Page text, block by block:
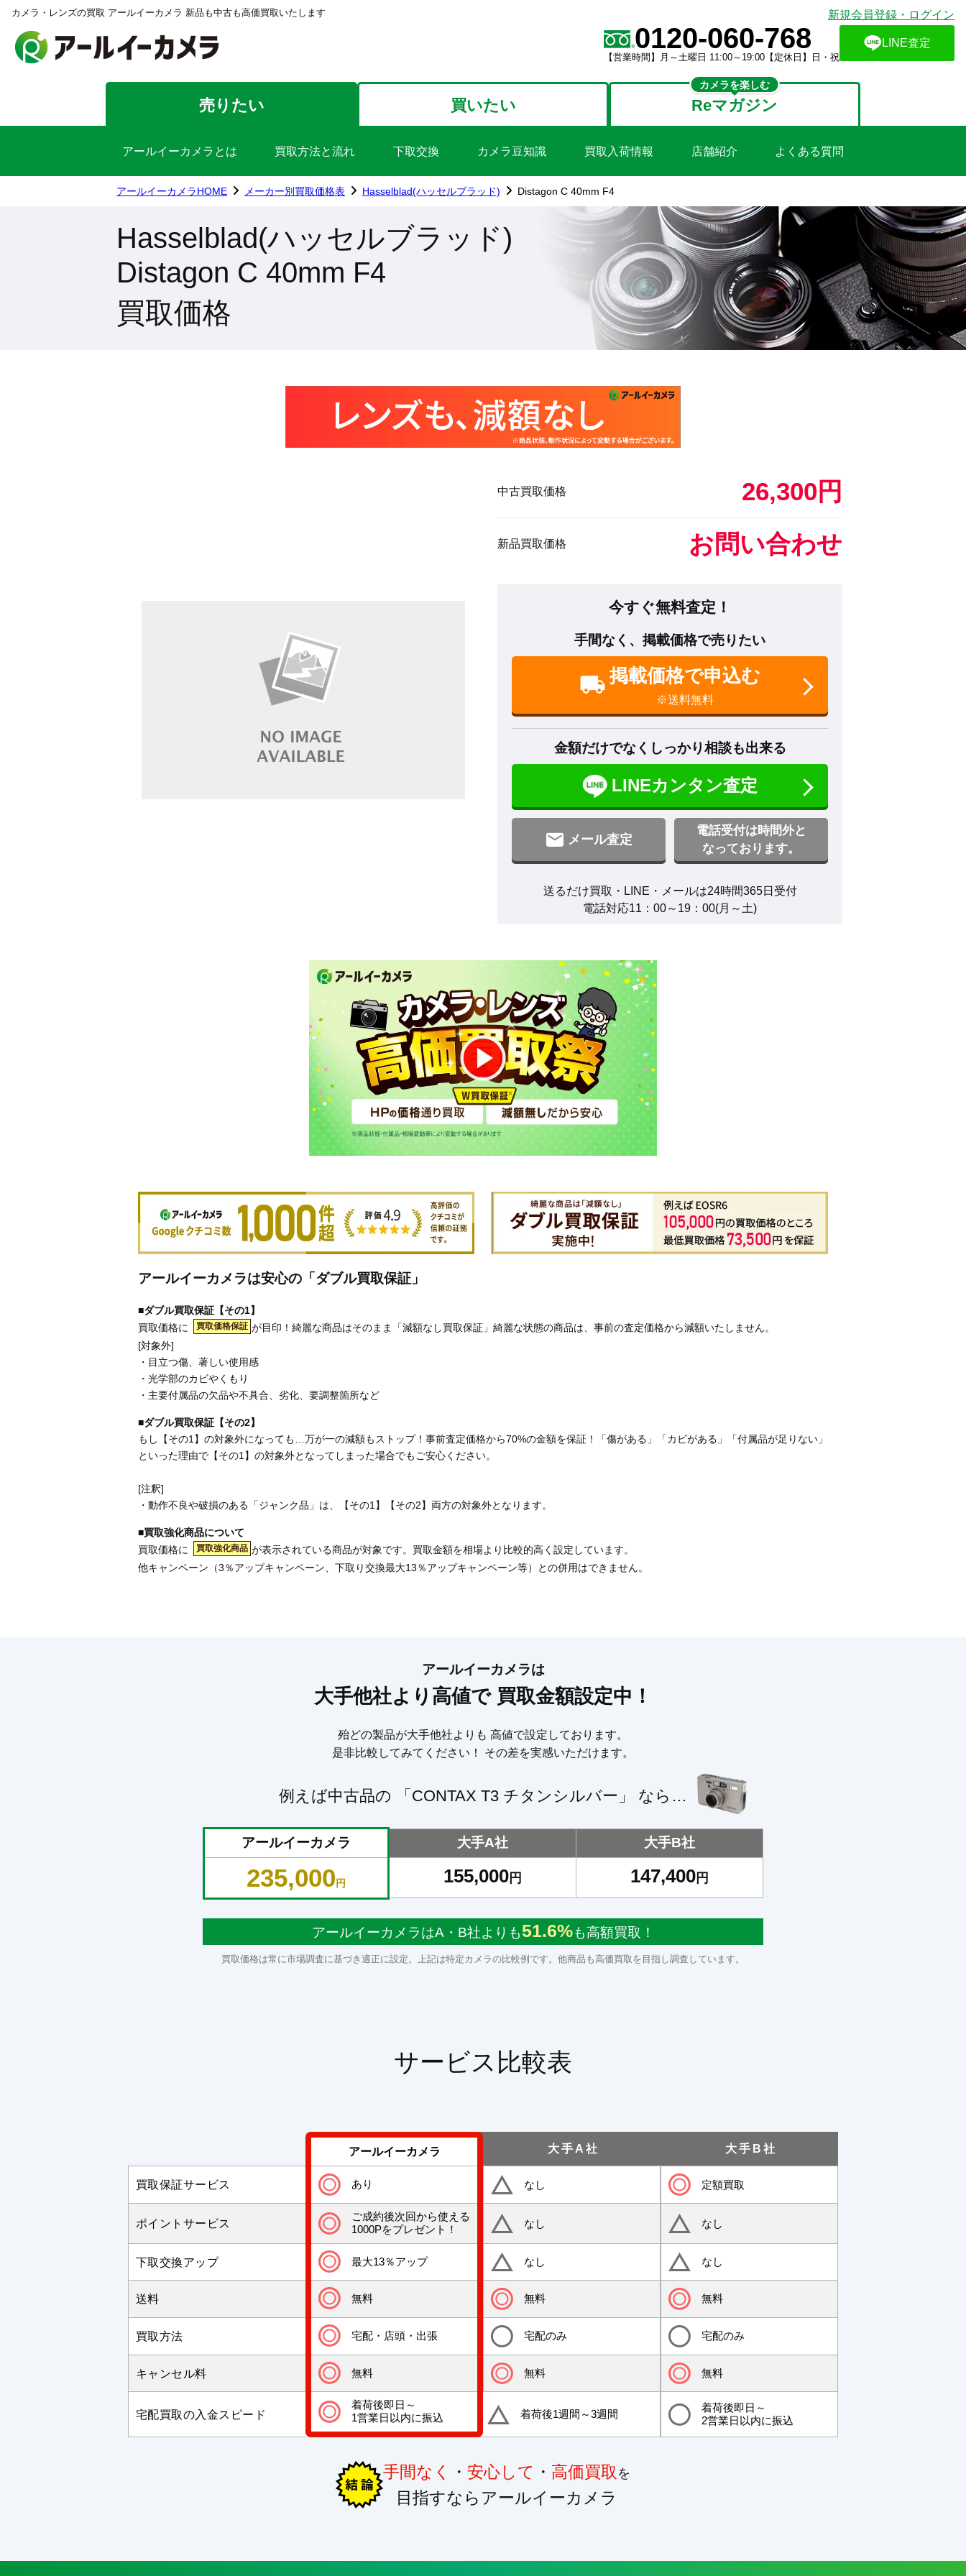
カメラ・レンズの買取 アールイーカメラ 新品も中古も高価買取いたします 新規会員登録・ログイン
0120-060-768
【営業時間】月～土曜日 11:00～19:00【定休日】日・祝
LINE査定
売りたい 買いたい Reマガジン
カメラを楽しむ
アールイーカメラとは 買取方法と流れ 下取交換 カメラ豆知識 買取入荷情報 店舗紹介 よくある質問
アールイーカメラHOME メーカー別買取価格表 Hasselblad(ハッセルブラッド) Distagon C 40mm F4
Hasselblad(ハッセルブラッド)
Distagon C 40mm F4
買取価格
中古買取価格 26,300円
新品買取価格 お問い合わせ
今すぐ無料査定！
手間なく、掲載価格で売りたい
掲載価格で申込む
※送料無料
金額だけでなくしっかり相談も出来る
LINEカンタン査定
メール査定
電話受付は時間外と
なっております。
送るだけ買取・LINE・メールは24時間365日受付
電話対応11：00～19：00(月～土)
アールイーカメラは安心の「ダブル買取保証」
■ダブル買取保証【その1】
買取価格に
買取価格保証 が目印！綺麗な商品はそのまま「減額なし買取保証」綺麗な状態の商品は、事前の査定価格から減額いたしません。
[対象外]
・目立つ傷、著しい使用感
・光学部のカビやくもり
・主要付属品の欠品や不具合、劣化、要調整箇所など
■ダブル買取保証【その2】
もし【その1】の対象外になっても…万が一の減額もストップ！事前査定価格から70%の金額を保証！「傷がある」「カビがある」「付属品が足りない」
といった理由で【その1】の対象外となってしまった場合でもご安心ください。
[注釈]
・動作不良や破損のある「ジャンク品」は、【その1】【その2】両方の対象外となります。
■買取強化商品について
買取価格に
買取強化商品 が表示されている商品が対象です。買取金額を相場より比較的高く設定しています。
他キャンペーン（3％アップキャンペーン、下取り交換最大13％アップキャンペーン等）との併用はできません。
アールイーカメラは
大手他社より高値で 買取金額設定中！
殆どの製品が大手他社よりも 高値で設定しております。
是非比較してみてください！ その差を実感いただけます。
例えば中古品の 「CONTAX T3 チタンシルバー」 なら…
アールイーカメラ
235,000 円
大手A社
155,000円
大手B社
147,400円
アールイーカメラはA・B社よりも51.6%も高額買取！
買取価格は常に市場調査に基づき適正に設定。上記は特定カメラの比較例です。他商品も高価買取を目指し調査しています。
サービス比較表
アールイーカメラ 大手A社 大手B社
買取保証サービス あり なし 定額買取
ポイントサービス
ご成約後次回から使える
1000Pをプレゼント！
なし なし
下取交換アップ 最大13％アップ なし なし
送料 無料 無料 無料
買取方法 宅配・店頭・出張 宅配のみ 宅配のみ
キャンセル料 無料 無料 無料
宅配買取の入金スピード
着荷後即日～
1営業日以内に振込
着荷後1週間～3週間
着荷後即日～
2営業日以内に振込
手間なく ・ 安心して ・ 高価買取 を
目指すならアールイーカメラ